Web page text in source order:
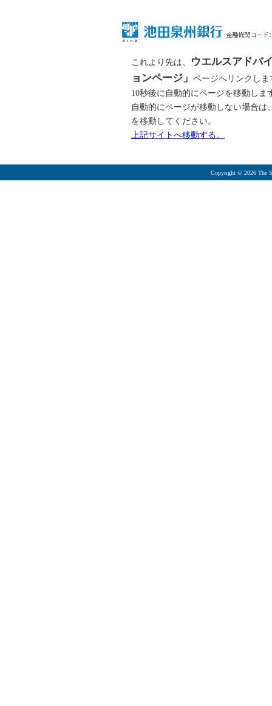
これより先は、
ウエルスアドバ
ョンページ」 ページへリンクしま
10秒後に自動的にページを移動しま
自動的にページが移動しない場合
を移動してください。
上記サイトへ移動する。
Copyright © 2026 The